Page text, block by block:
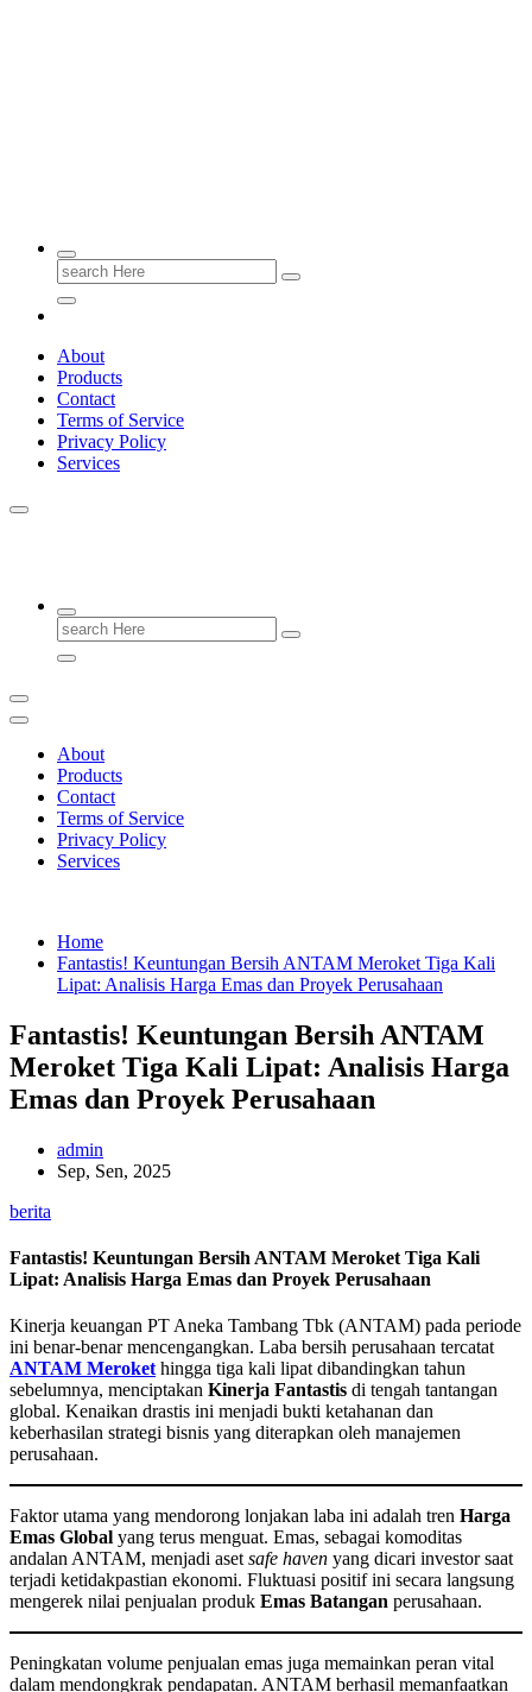
Search
for:
About
Products
Contact
Terms of Service
Privacy Policy
Services
Search
for:
About
Products
Contact
Terms of Service
Privacy Policy
Services
Home
Fantastis! Keuntungan Bersih ANTAM Meroket Tiga Kali
Lipat: Analisis Harga Emas dan Proyek Perusahaan
Fantastis! Keuntungan Bersih ANTAM
Meroket Tiga Kali Lipat: Analisis Harga
Emas dan Proyek Perusahaan
admin
Sep, Sen, 2025
berita
Fantastis! Keuntungan Bersih ANTAM Meroket Tiga Kali
Lipat: Analisis Harga Emas dan Proyek Perusahaan
Kinerja keuangan PT Aneka Tambang Tbk (ANTAM) pada periode
ini benar-benar mencengangkan. Laba bersih perusahaan tercatat
ANTAM Meroket hingga tiga kali lipat dibandingkan tahun
sebelumnya, menciptakan Kinerja Fantastis di tengah tantangan
global. Kenaikan drastis ini menjadi bukti ketahanan dan
keberhasilan strategi bisnis yang diterapkan oleh manajemen
perusahaan.
Faktor utama yang mendorong lonjakan laba ini adalah tren Harga
Emas Global yang terus menguat. Emas, sebagai komoditas
andalan ANTAM, menjadi aset safe haven yang dicari investor saat
terjadi ketidakpastian ekonomi. Fluktuasi positif ini secara langsung
mengerek nilai penjualan produk Emas Batangan perusahaan.
Peningkatan volume penjualan emas juga memainkan peran vital
dalam mendongkrak pendapatan. ANTAM berhasil memanfaatkan